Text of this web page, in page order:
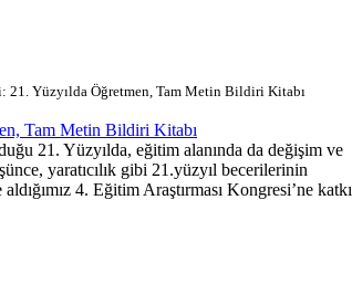
Yüzyılda Öğretmen, Tam Metin Bildiri Kitabı
Tam Metin Bildiri Kitabı
21. Yüzyılda, eğitim alanında da değişim ve
yaratıcılık gibi 21.yüzyıl becerilerinin
4. Eğitim Araştırması Kongresi’ne katkı